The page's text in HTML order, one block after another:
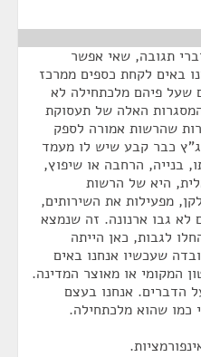
תגובה, שאי אפשר
באים לקחת כספים ממרכז
שעל פיהם מלכתחילה לא
האלה של תעסוקת
שהרשות אמורה לספק
כבר קבע שיש לו מעמד
בנייה, הרחבה או שיפוץ,
היא של הרשות
מפעילות את השירותים,
לא גבו ארנונה. זה שנמצא
לגבות, כאן הייתה
שעכשיו אנחנו באים
המקומי או מאוצר המדינה.
הדברים. אנחנו בעצם
שהוא מלכתחילה.